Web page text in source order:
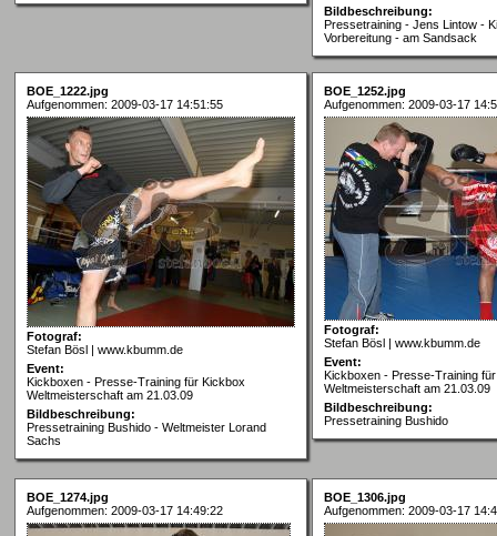
Bildbeschreibung:
Pressetraining - Jens Lintow -
Vorbereitung - am Sandsack
BOE_1222.jpg
Aufgenommen: 2009-03-17 14:51:55
Fotograf:
Stefan Bösl | www.kbumm.de
Event:
Kickboxen - Presse-Training für Kickbox
Weltmeisterschaft am 21.03.09
Bildbeschreibung:
Pressetraining Bushido - Weltmeister Lorand
Sachs
BOE_1252.jpg
Aufgenommen: 2009-03-17
Fotograf:
Stefan Bösl | www.kbumm.de
Event:
Kickboxen - Presse-Training
Weltmeisterschaft am 21.03.09
Bildbeschreibung:
Pressetraining Bushido
BOE_1274.jpg
Aufgenommen: 2009-03-17 14:49:22
BOE_1306.jpg
Aufgenommen: 2009-03-17